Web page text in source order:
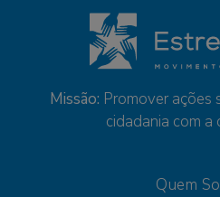
Missão: Promover ações
cidadania com a
Quem